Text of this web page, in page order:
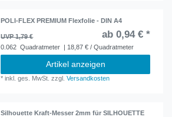
POLI-FLEX PREMIUM Flexfolie - DIN A4
UVP 1,79 € ab 0,94 € *
0.062 Quadratmeter | 18,87 € / Quadratmeter
Artikel anzeigen
*inkl. ges. MwSt. zzgl.Versandkosten
Silhouette Kraft-Messer 2mm für SILHOUETTE